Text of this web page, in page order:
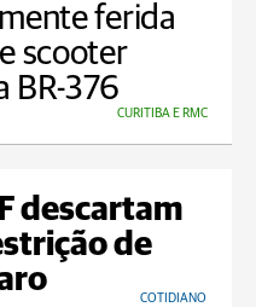
ferida
scooter
BR-376
CURITIBA E RMC
descartam
de
COTIDIANO